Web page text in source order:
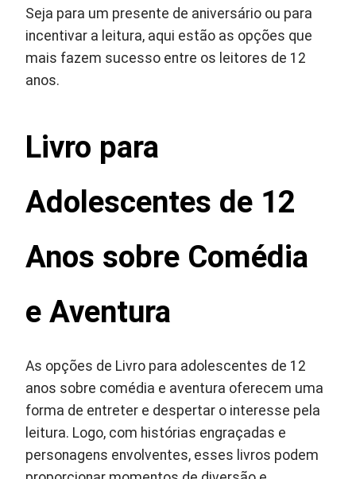
Seja para um presente de aniversário ou para
incentivar a leitura, aqui estão as opções que
mais fazem sucesso entre os leitores de 12
anos.
Livro para
Adolescentes de 12
Anos sobre Comédia
e Aventura
As opções de Livro para adolescentes de 12
anos sobre comédia e aventura oferecem uma
forma de entreter e despertar o interesse pela
leitura. Logo, com histórias engraçadas e
personagens envolventes, esses livros podem